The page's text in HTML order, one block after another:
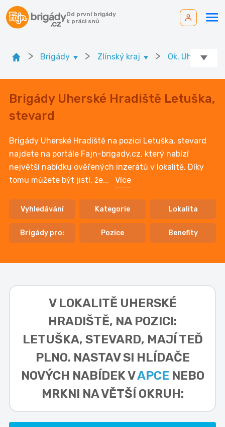
Od první brigády
k práci snů
> Brigády > Zlínský kraj > Ok. Uherské
Brigády Uherské Hradiště Letuška,
stevard
Brigády Uherské Hradiště na pozici Letuška, stevard
najdete na portále Fajn-brigady.cz, který nabízí
největší nabídku ověřených inzerátů v lokalitě. Díky
tomu můžete být jistí, že... Více
Vyhledávání Kategorie Lokalita
Brigády pro: Pozice Benefity
V LOKALITĚ UHERSKÉ
HRADIŠTĚ, NA POZICI:
LETUŠKA, STEVARD, MAJÍ TEĎ
PLNO. NASTAV SI HLÍDAČE
NOVÝCH NABÍDEK VAPCE NEBO
MRKNI NA VĚTŠÍ OKRUH: